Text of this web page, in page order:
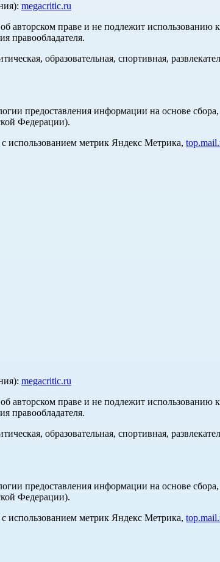
megacritic.ru
авторском праве и не подлежит
правообладателя.
образовательная, спортивная,
предоставления информации на основе сбора,
Федерации).
использованием метрик Яндекс Метрика,
megacritic.ru
авторском праве и не подлежит
правообладателя.
образовательная, спортивная,
предоставления информации на основе сбора,
Федерации).
использованием метрик Яндекс Метрика,